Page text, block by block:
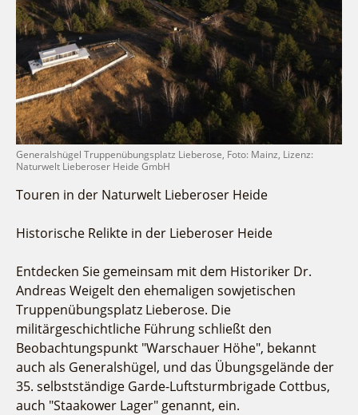
Einkaufen
Gruppen
Fremdenverkehrsvereine
Ludwig Leichhardt
Kahnfahrten
Fahrgastschiff
Campingplatz Jessern
Wirtschaftsförderung
Regionalentwicklung
SPOT
Bürgerbus
Naturwelt Lieberoser Heide
Q-Gemeinde Schwielochsee
Mein Brandenburg – Infostelen
Unternehmensbetreuung
WFG
Service
Über uns
Team
Aktuelles
Infomaterial
Warenkorb
Generalshügel Truppenübungsplatz Lieberose, Foto: Mainz, Lizenz:
Naturwelt Lieberoser Heide GmbH
Touren in der Naturwelt Lieberoser Heide
Historische Relikte in der Lieberoser Heide
Entdecken Sie gemeinsam mit dem Historiker Dr.
Andreas Weigelt den ehemaligen sowjetischen
Truppenübungsplatz Lieberose. Die
militärgeschichtliche Führung schließt den
Beobachtungspunkt "Warschauer Höhe", bekannt
auch als Generalshügel, und das Übungsgelände der
35. selbstständige Garde-Luftsturmbrigade Cottbus,
auch "Staakower Lager" genannt, ein.